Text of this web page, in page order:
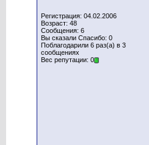
Регистрация: 04.02.2006
Возраст: 48
Сообщения: 6
Вы сказали Спасибо: 0
Поблагодарили 6 раз(а) в 3
сообщениях
Вес репутации: 0